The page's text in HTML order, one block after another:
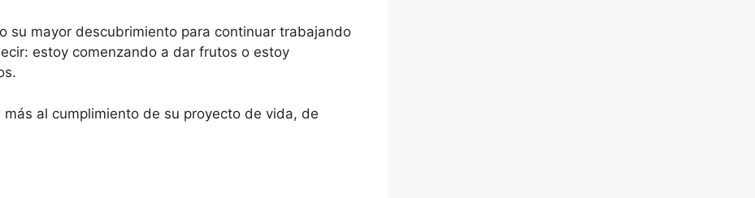
su mayor descubrimiento para continuar trabajando
estoy comenzando a dar frutos o estoy
al cumplimiento de su proyecto de vida, de